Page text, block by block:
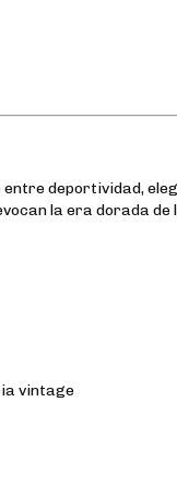
deportividad,
la era dorada de
vintage